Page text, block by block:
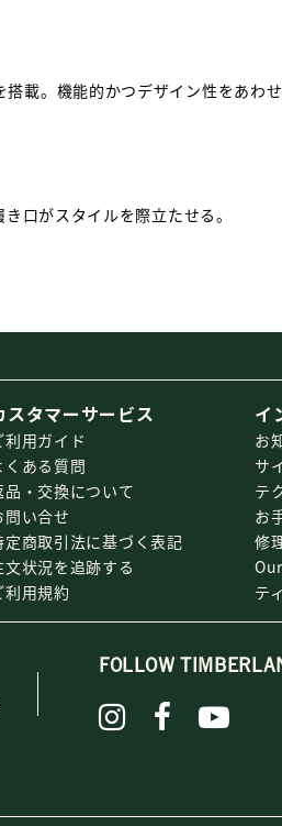
載。機能的かつデザイン性をあわせ
口がスタイルを際立たせる。
スタマーサービス
利用ガイド
くある質問
品・交換について
問い合せ
定商取引法に基づく表記
文状況を追跡する
利用規約
イ
お
サ
テ
お
修
テ
FOLLOW